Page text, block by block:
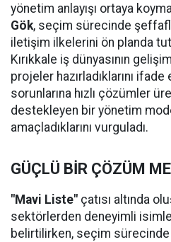
yönetim anlayışı ortaya
Gök, seçim sürecinde
iletişim ilkelerini ön planda
Kırıkkale iş dünyasının
projeler hazırladıklarını ifade
sorunlarına hızlı çözümler
destekleyen bir yönetim
amaçladıklarını vurguladı.
GÜÇLÜ BİR ÇÖZÜM
"Mavi Liste" çatısı altında
sektörlerden deneyimli
belirtilirken, seçim